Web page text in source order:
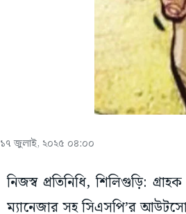
১৭ জুলাই, ২০২৫ ০৪:০০
নিজস্ব প্রতিনিধি, শিলিগুড়ি:
ম্যানেজার সহ সিএসপি’র